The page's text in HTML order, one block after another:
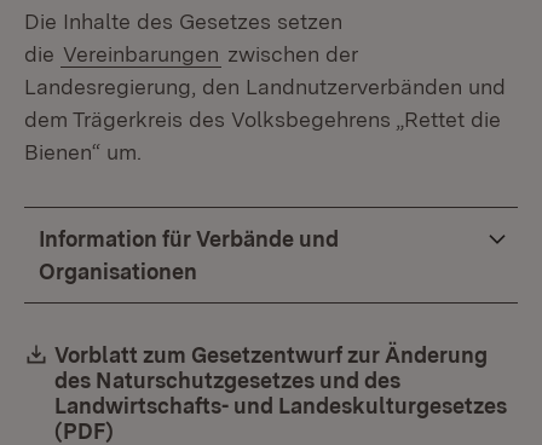
Die Inhalte des Gesetzes setzen
die Vereinbarungen zwischen der
Landesregierung, den Landnutzerverbänden und
dem Trägerkreis des Volksbegehrens „Rettet die
Bienen“ um.
Information für Verbände und
Organisationen
Download:
Vorblatt zum Gesetzentwurf zur Änderung
des Naturschutzgesetzes und des
Landwirtschafts- und Landeskulturgesetzes
(PDF)